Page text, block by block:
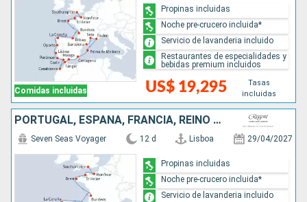
Comidas incluidas US$ 19,295
Tasas
incluidas
Propinas incluidas
Noche pre-crucero incluida*
Servicio de lavanderia incluido
Restaurantes de especialidades y
bebidas premium incluidos
PORTUGAL, ESPAÑA, FRANCIA, REINO UNIDO
Seven Seas Voyager 12 d Lisboa 29/04/2027
Propinas incluidas
Noche pre-crucero incluida*
Servicio de lavanderia incluido